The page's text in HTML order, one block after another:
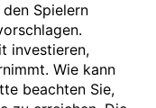
Spielern
investieren,
Wie kann
beachten Sie,